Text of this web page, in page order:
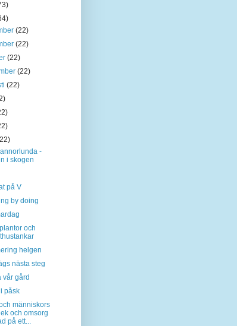
(22)
(22)
(22)
(22)
(22)
-
i skogen
på V
by doing
och
helgen
nästa steg
vår gård
påsk
människors
och omsorg
på ett...